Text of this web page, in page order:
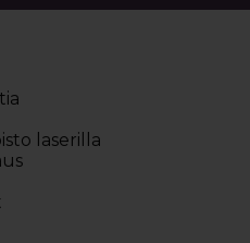
laserilla